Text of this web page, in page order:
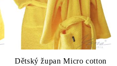
Dětský župan Micro cotton